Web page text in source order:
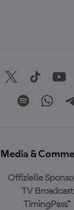
Media &
Offizielle
TV Broadcast
TimingPass™